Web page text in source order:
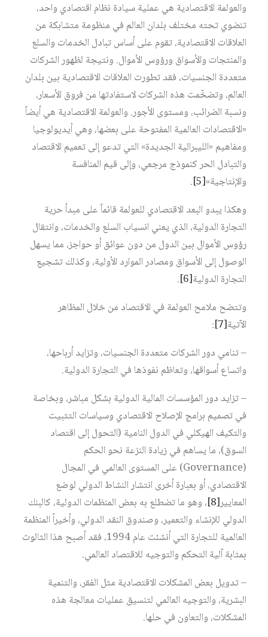
والعولمة الاقتصادية هي عملية سيادة نظام اقتصادي واحد،
تنضوي تحته مختلف بلدان العالم في منظومة متشابكة من
العلاقات الاقتصادية، تقوم على أساس تبادل الخدمات والسلع
والمنتجات والأسواق ورؤوس الأموال. ونتيجة لظهور الشركات
متعددة الجنسيات، فقد تطورت العلاقات الاقتصادية بين بلدان
العالم، وتضخّمت هذه الشركات لاستفادتها من فروق الأسعار،
ونسبة الضرائب، ومستوى الأجور. والعولمة الاقتصادية هي أيضاً
«الاقتصادات العالمية المفتوحة على بعضها، وهي أيديولوجيا
ومفاهيم «الليبرالية الجديدة» التي تدعو إلى تعميم الاقتصاد
والتبادل الحر كنموذج مرجعي، وإلى قيم المنافسة
والإنتاجية»[5]
.
وهكذا يبدو البعد الاقتصادي للعولمة قائماً على مبدأ حرية
التجارة الدولية، الذي يعني انسياب السلع والخدمات، وانتقال
رؤوس الأموال بين الدول من دون عوائق أو حواجز، مما يسهل
الوصول إلى الأسواق ومصادر الموارد الأولية، وكذلك تشجيع
التجارة الدولية[6]
.
وتتضح ملامح العولمة في الاقتصاد من خلال المظاهر
الآتية[7]
:
– تنامي دور الشركات متعددة الجنسيات، وتزايد أرباحها،
واتساع أسواقها، وتعاظم نفوذها في التجارة الدولية.
– تزايد دور المؤسسات المالية الدولية بشكل مباشر، وبخاصة
في تصميم برامج الإصلاح الاقتصادي وسياسات التثبيت
والتكيف الهيكلي في الدول النامية (التحول إلى اقتصاد
السوق)، ما يساهم في زيادة النزعة نحو الحكم
(Governance) على المستوى العالمي في المجال
الاقتصادي، أو بعبارة أخرى انتشار النشاط الدولي لوضع
المعايير[8]
، وهو ما تضطلع به بعض المنظمات الدولية، كالبنك
الدولي للإنشاء والتعمير، وصندوق النقد الدولي، وأخيراً المنظمة
العالمية للتجارة التي أنشئت عام 1994، فقد أصبح هذا الثالوث
بمثابة آلية التحكم والتوجيه للاقتصاد العالمي.
– تدويل بعض المشكلات الاقتصادية مثل الفقر، والتنمية
البشرية، والتوجيه العالمي لتنسيق عمليات معالجة هذه
المشكلات، والتعاون في حلها.